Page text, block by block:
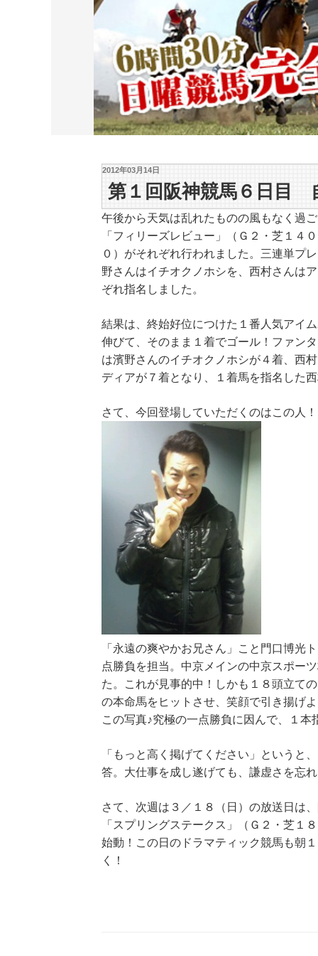
2012年03月14日
第１回阪神競馬６日目
午後から天気は乱れたものの風もなく過
「フィリーズレビュー」（Ｇ２・芝１４
０）がそれぞれ行われました。三連単プ
野さんはイチオクノホシを、西村さんは
ぞれ指名しました。
結果は、終始好位につけた１番人気アイ
伸びて、そのまま１着でゴール！ファン
は濱野さんのイチオクノホシが４着、西
ディアが７着となり、１着馬を指名した
さて、今回登場していただくのはこの人！
「永遠の爽やかお兄さん」こと門口博光
点勝負を担当。中京メインの中京スポー
た。これが見事的中！しかも１８頭立て
の本命馬をヒットさせ、笑顔で引き揚げ
この写真♪究極の一点勝負に因んで、１本
「もっと高く掲げてください」というと
答。大仕事を成し遂げても、謙虚さを忘
さて、次週は３／１８（日）の放送日は
「スプリングステークス」（Ｇ２・芝１
始動！この日のドラマティック競馬も朝
く！